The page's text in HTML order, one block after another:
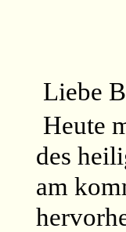
Liebe
Heute
des
am